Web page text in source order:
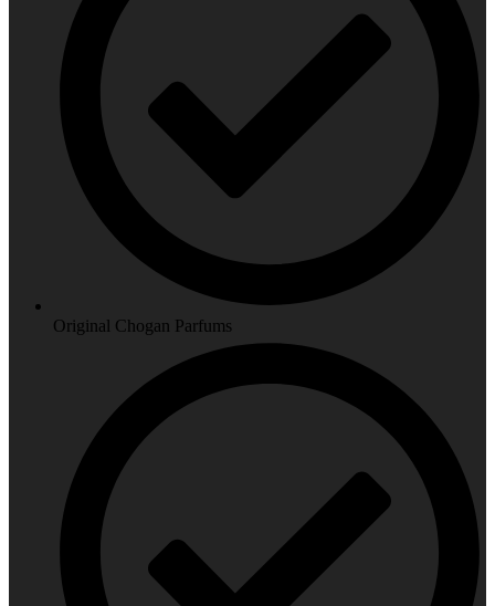
Original Chogan Parfums